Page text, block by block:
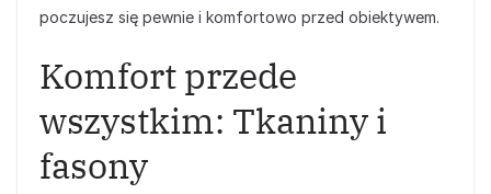
poczujesz się pewnie i komfortowo przed obiektywem.
Komfort przede
wszystkim: Tkaniny i
fasony